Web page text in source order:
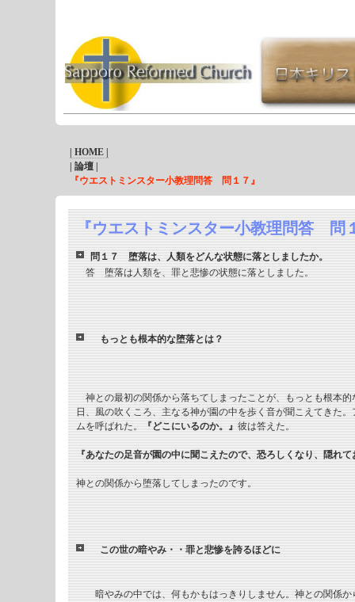
| HOME |
| 論壇 |
『ウエストミンスター小教理問答 問１７』
『ウエストミンスター小教理問答 問
問１７ 堕落は、人類をどんな状態に落としましたか。
答 堕落は人類を、罪と悲惨の状態に落としました。
もっとも根本的な堕落とは？
神との最初の関係から落ちてしまったことが、もっとも根本的
日、風の吹くころ、主なる神が園の中を歩く音が聞こえてきた
ムを呼ばれた。『どこにいるのか。』彼は答えた。
『あなたの足音が園の中に聞こえたので、恐ろしくなり、隠れ
神との関係から堕落してしまったのです。
この世の暗やみ・・罪と悲惨を誇るほどに
暗やみの中では、何もかもはっきりしません。神との関係か